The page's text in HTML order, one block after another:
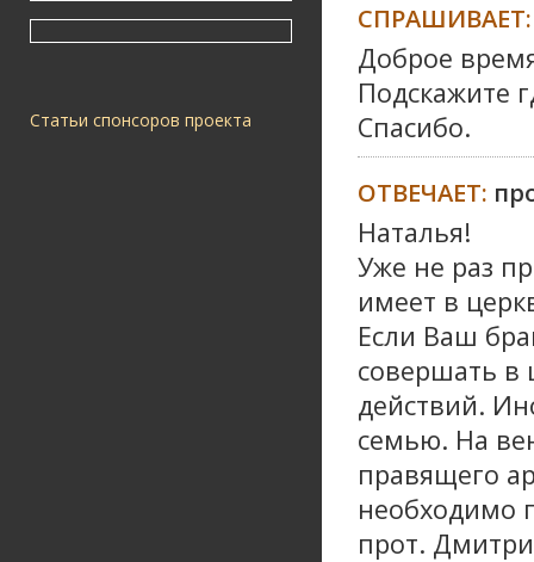
Статьи спонсоров проекта
СПРАШИВАЕТ:
Доброе
Подскажите
Спасибо.
ОТВЕЧАЕТ:
Наталья!
Уже не раз
имеет в
Если Ваш
совершать в
действий.
семью. На
правящего
необходимо
прот.